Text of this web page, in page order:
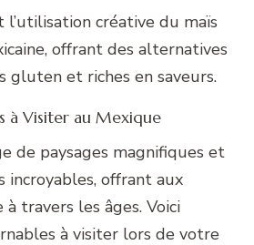
créative du maïs
offrant des alternatives
gluten et riches en saveurs.
à Visiter au Mexique
de paysages magnifiques et
incroyables, offrant aux
travers les âges. Voici
à visiter lors de votre